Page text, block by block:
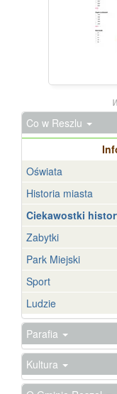
Co w Reszlu
Oświata
Historia miasta
Ciekawostki
Zabytki
Park Miejski
Sport
Ludzie
Parafia
Kultura